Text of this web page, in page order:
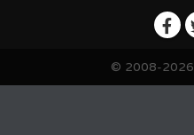
© 2008-2026